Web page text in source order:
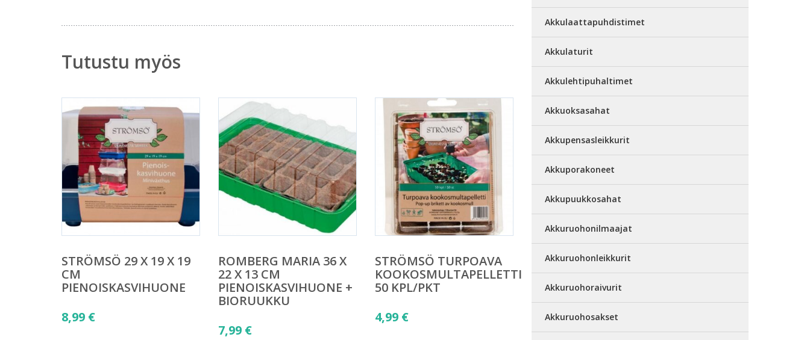
Tutustu myös
STRÖMSÖ 29 X 19 X 19
CM
PIENOISKASVIHUONE
8,99 €
ROMBERG MARIA 36 X
22 X 13 CM
PIENOISKASVIHUONE +
BIORUUKKU
7,99 €
STRÖMSÖ TURPOAVA
KOOKOSMULTAPELLETTI
50 KPL/PKT
4,99 €
Akkulaattapuhdistimet
Akkulaturit
Akkulehtipuhaltimet
Akkuoksasahat
Akkupensasleikkurit
Akkuporakoneet
Akkupuukkosahat
Akkuruohonilmaajat
Akkuruohonleikkurit
Akkuruohoraivurit
Akkuruohosakset